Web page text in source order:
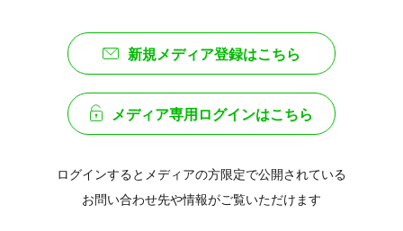
新規メディア登録はこちら
メディア専用ログインはこちら
ログインするとメディアの方限定で公開されている
お問い合わせ先や情報がご覧いただけます